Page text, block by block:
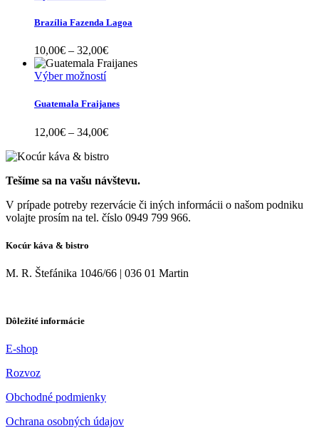
na
produktu.
34,00€
má
variantov.
Možnosti
si
môžete
na
produktu.
Brazília Fazenda Lagoa
10,00€ – 32,00€Price
range:
32,00€
Výber možnostíTento
má
variantov.
Možnosti
si
vybrať
stránke
produktu.
Guatemala Fraijanes
12,00€ – 34,00€Price
12,00€
34,00€
Tešíme sa na vašu návštevu.
V prípade potreby rezervácie či iných informácii o našom podniku
volajte prosím na tel. číslo 0949 799 966.
Kocúr káva & bistro
M. R. Štefánika 1046/66 | 036 01 Martin
Dôležité informácie
E-shop
Rozvoz
Obchodné podmienky
Ochrana osobných údajov